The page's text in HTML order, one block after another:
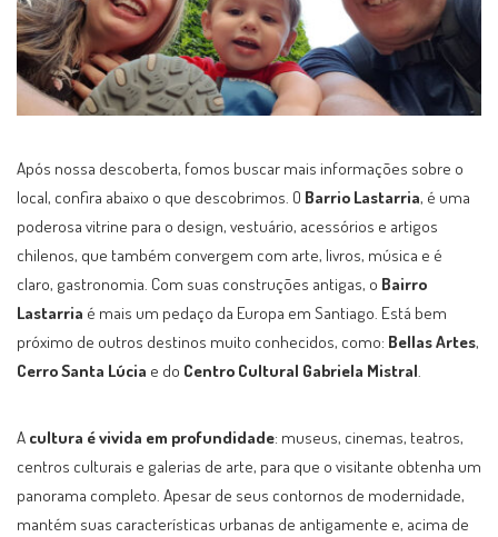
Após nossa descoberta, fomos buscar mais informações sobre o
local, confira abaixo o que descobrimos. O Barrio Lastarria, é uma
poderosa vitrine para o design, vestuário, acessórios e artigos
chilenos, que também convergem com arte, livros, música e é
claro, gastronomia. Com suas construções antigas, o Bairro
Lastarria é mais um pedaço da Europa em Santiago. Está bem
próximo de outros destinos muito conhecidos, como: Bellas Artes,
Cerro Santa Lúcia e do Centro Cultural Gabriela Mistral.
A cultura é vivida em profundidade: museus, cinemas, teatros,
centros culturais e galerias de arte, para que o visitante obtenha um
panorama completo. Apesar de seus contornos de modernidade,
mantém suas características urbanas de antigamente e, acima de